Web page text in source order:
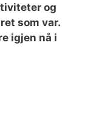
og
som var.
igjen nå i